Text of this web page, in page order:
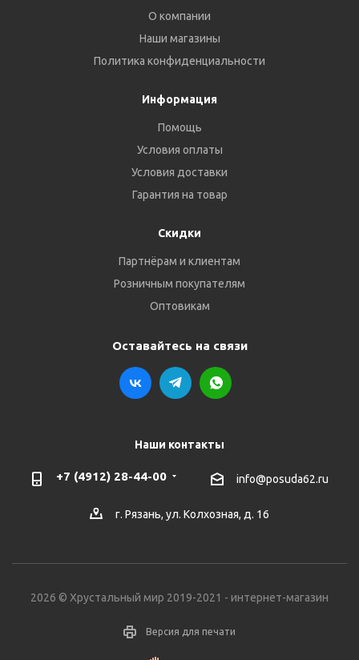
О компании
Наши магазины
Политика конфиденциальности
Информация
Помощь
Условия оплаты
Условия доставки
Гарантия на товар
Скидки
Партнёрам и клиентам
Розничным покупателям
Оптовикам
Оставайтесь на связи
Наши контакты
+7 (4912) 28-44-00 info@posuda62.ru
г. Рязань, ул. Колхозная, д. 16
2026 © Хрустальный мир 2019-2021 - интернет-магазин
Версия для печати